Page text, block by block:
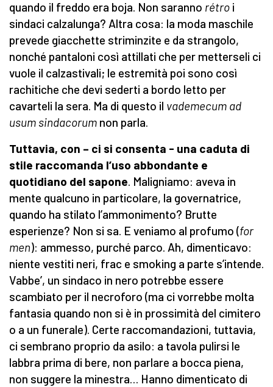
quando il freddo era boja. Non saranno rétro i
sindaci calzalunga? Altra cosa: la moda maschile
prevede giacchette striminzite e da strangolo,
nonché pantaloni così attillati che per metterseli ci
vuole il calzastivali; le estremità poi sono così
rachitiche che devi sederti a bordo letto per
cavarteli la sera. Ma di questo il vademecum ad
usum sindacorum non parla.
Tuttavia, con – ci si consenta - una caduta di
stile raccomanda l’uso abbondante e
quotidiano del sapone . Maligniamo: aveva in
mente qualcuno in particolare, la governatrice,
quando ha stilato l’ammonimento? Brutte
esperienze? Non si sa. E veniamo al profumo (for
men): ammesso, purché parco. Ah, dimenticavo:
niente vestiti neri, frac e smoking a parte s’intende.
Vabbe’, un sindaco in nero potrebbe essere
scambiato per il necroforo (ma ci vorrebbe molta
fantasia quando non si è in prossimità del cimitero
o a un funerale). Certe raccomandazioni, tuttavia,
ci sembrano proprio da asilo: a tavola pulirsi le
labbra prima di bere, non parlare a bocca piena,
non suggere la minestra… Hanno dimenticato di